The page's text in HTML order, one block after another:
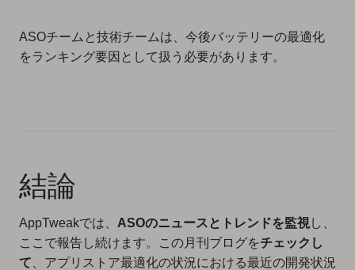
ASOチームと技術チームは、今後バッテリーの最適化
をランキング要因として扱う必要があります。
結論
AppTweakでは、 ASOのニュースとトレンドを監視し、
ここで報告し続けます。この月刊ブログをチェックし
て 、アプリストア最適化の状況における最近の開発状況